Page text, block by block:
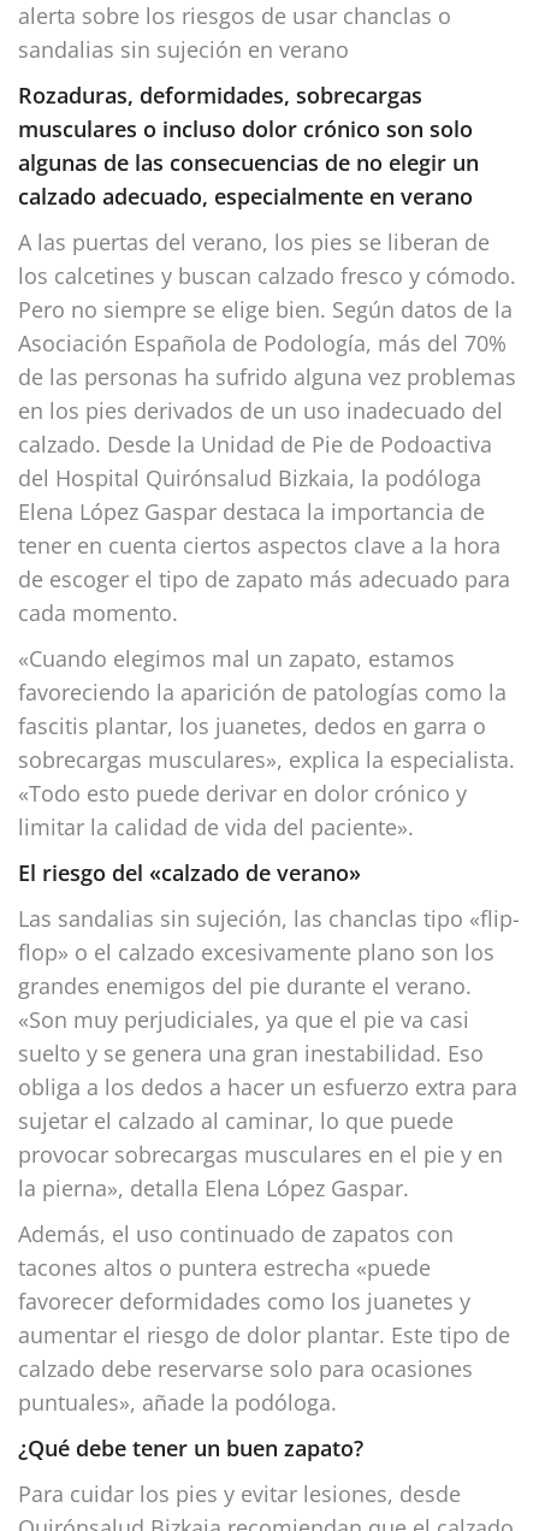
alerta sobre los riesgos de usar chanclas o
sandalias sin sujeción en verano
Rozaduras, deformidades, sobrecargas
musculares o incluso dolor crónico son solo
algunas de las consecuencias de no elegir un
calzado adecuado, especialmente en verano
A las puertas del verano, los pies se liberan de
los calcetines y buscan calzado fresco y cómodo.
Pero no siempre se elige bien. Según datos de la
Asociación Española de Podología, más del 70%
de las personas ha sufrido alguna vez problemas
en los pies derivados de un uso inadecuado del
calzado. Desde la Unidad de Pie de Podoactiva
del Hospital Quirónsalud Bizkaia, la podóloga
Elena López Gaspar destaca la importancia de
tener en cuenta ciertos aspectos clave a la hora
de escoger el tipo de zapato más adecuado para
cada momento.
«Cuando elegimos mal un zapato, estamos
favoreciendo la aparición de patologías como la
fascitis plantar, los juanetes, dedos en garra o
sobrecargas musculares», explica la especialista.
«Todo esto puede derivar en dolor crónico y
limitar la calidad de vida del paciente».
El riesgo del «calzado de verano»
Las sandalias sin sujeción, las chanclas tipo «flip-
flop» o el calzado excesivamente plano son los
grandes enemigos del pie durante el verano.
«Son muy perjudiciales, ya que el pie va casi
suelto y se genera una gran inestabilidad. Eso
obliga a los dedos a hacer un esfuerzo extra para
sujetar el calzado al caminar, lo que puede
provocar sobrecargas musculares en el pie y en
la pierna», detalla Elena López Gaspar.
Además, el uso continuado de zapatos con
tacones altos o puntera estrecha «puede
favorecer deformidades como los juanetes y
aumentar el riesgo de dolor plantar. Este tipo de
calzado debe reservarse solo para ocasiones
puntuales», añade la podóloga.
¿Qué debe tener un buen zapato?
Para cuidar los pies y evitar lesiones, desde